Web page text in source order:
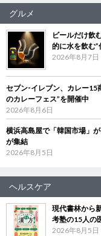
グルメ
ビールだけ飲
的に水を飲む
2026年8月7日
セブン‐イレブン、カレー
のカレーフェス”を開催中
2026年8月6日
横浜高島屋で「韓国市場」
が集結
2026年8月5日
ヘルスケア
現代書林から
考塾の15人の
2026年8月5日